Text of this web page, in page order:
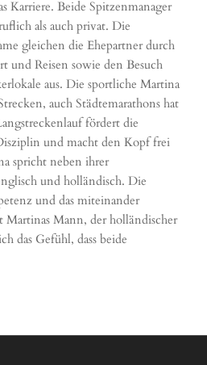
Karriere. Beide Spitzenmanager
als auch privat. Die
gleichen die Ehepartner durch
und Reisen sowie den Besuch
aus. Die sportliche Martina
auch Städtemarathons hat
fördert die
und macht den Kopf frei
spricht neben ihrer
und holländisch. Die
und das miteinander
Martinas Mann, der holländischer
das Gefühl, dass beide